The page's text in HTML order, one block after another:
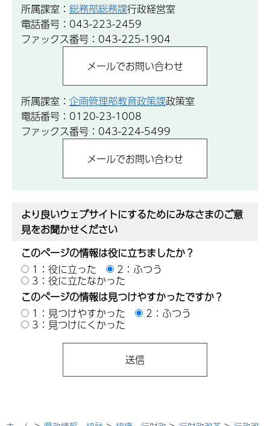
所属課室： 総務部総務課行政経営室
電話番号：043-223-2459
ファックス番号：043-225-1904
所属課室： 企画管理部教育政策課政策室
電話番号：0120-23-1008
ファックス番号：043-224-5499
より良いウェブサイトにするためにみなさまのご意
見をお聞かせください
このページの情報は役に立ちましたか？
1：役に立った
2：ふつう
3：役に立たなかった
このページの情報は見つけやすかったですか？
1：見つけやすかった
2：ふつう
3：見つけにくかった